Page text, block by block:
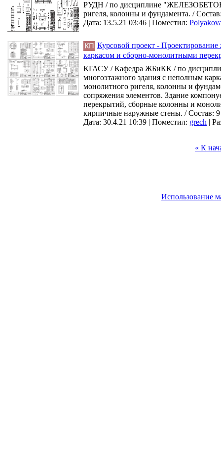
РУДН / по дисциплине
ригеля, колонны и фундамента. /
Дата: 13.5.21 03:46 | Поместил:
Курсовой проект -
каркасом и сборно-монолитными
КГАСУ / Кафедра ЖБиКК / по
многоэтажного здания с неполным
монолитного ригеля, колонны и
сопряжения элементов. Здание
перекрытий, сборные колонны и
кирпичные наружные стены. / Состав:
Дата: 30.4.21 10:39 | Поместил: grech |
« К
Использование